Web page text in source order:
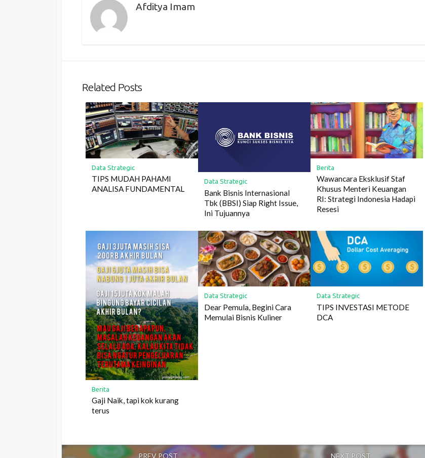
Afditya Imam
Related Posts
Data Strategic
TIPS MUDAH PAHAMI
ANALISA FUNDAMENTAL
Data Strategic
Bank Bisnis Internasional
Tbk (BBSI) Siap Right Issue,
Ini Tujuannya
Berita
Wawancara Eksklusif Staf
Khusus Menteri Keuangan
RI: Strategi Indonesia Hadapi
Resesi
Berita
Gaji Naik, tapi kok kurang
terus
Data Strategic
Dear Pemula, Begini Cara
Memulai Bisnis Kuliner
Data Strategic
TIPS INVESTASI METODE
DCA
PREV POST NEXT POST